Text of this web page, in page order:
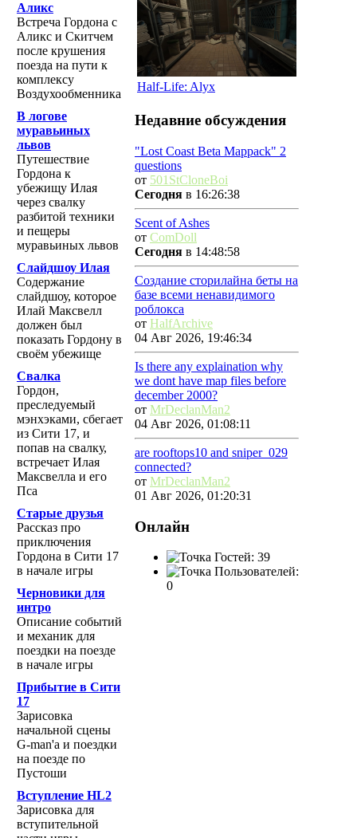
Аликс
Встреча Гордона с
Аликс и Скитчем
после крушения
поезда на пути к
комплексу
Воздухообменника
В логове
муравьиных
львов
Путешествие
Гордона к
убежищу Илая
через свалку
разбитой техники
и пещеры
муравьиных львов
Слайдшоу Илая
Содержание
слайдшоу, которое
Илай Максвелл
должен был
показать Гордону в
своём убежище
Свалка
Гордон,
преследуемый
мэнхэками, сбегает
из Сити 17, и
попав на свалку,
встречает Илая
Максвелла и его
Пса
Старые друзья
Рассказ про
приключения
Гордона в Сити 17
в начале игры
Черновики для
интро
Описание событий
и механик для
поездки на поезде
в начале игры
Прибытие в Сити
17
Зарисовка
начальной сцены
G-man'а и поездки
на поезде по
Пустоши
Вступление HL2
Зарисовка для
вступительной
Half-Life: Alyx
Недавние обсуждения
"Lost Coast Beta Mappack" 2
questions
от 501StCloneBoi
Сегодня в 16:26:38
Scent of Ashes
от ComDoll
Сегодня в 14:48:58
Создание сторилайна беты на
базе всеми ненавидимого
роблокса
от HalfArchive
04 Авг 2026, 19:46:34
Is there any explaination why
we dont have map files before
december 2000?
от MrDeclanMan2
04 Авг 2026, 01:08:11
are rooftops10 and sniper_029
connected?
от MrDeclanMan2
01 Авг 2026, 01:20:31
Онлайн
Гостей: 39
Пользователей:
0